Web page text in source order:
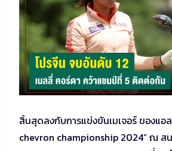
สิ้นสุดลงกับการแข่งขันเมเจอร์ ของแอ
chevron championship 2024” ณ ส